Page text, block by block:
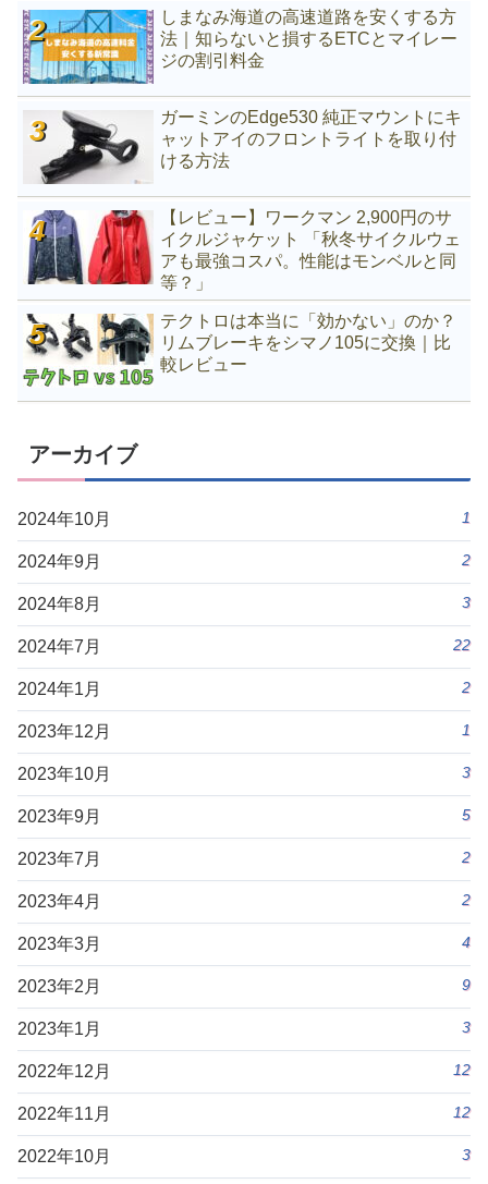
しまなみ海道の高速道路を安くする方
法｜知らないと損するETCとマイレー
ジの割引料金
ガーミンのEdge530 純正マウントにキ
ャットアイのフロントライトを取り付
ける方法
【レビュー】ワークマン 2,900円のサ
イクルジャケット 「秋冬サイクルウェ
アも最強コスパ。性能はモンベルと同
等？」
テクトロは本当に「効かない」のか？
リムブレーキをシマノ105に交換｜比
較レビュー
アーカイブ
2024年10月 1
2024年9月 2
2024年8月 3
2024年7月 22
2024年1月 2
2023年12月 1
2023年10月 3
2023年9月 5
2023年7月 2
2023年4月 2
2023年3月 4
2023年2月 9
2023年1月 3
2022年12月 12
2022年11月 12
2022年10月 3